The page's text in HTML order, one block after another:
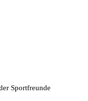
Sportfreunde